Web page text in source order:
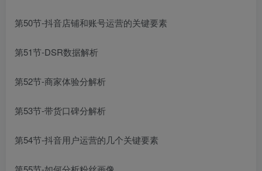
第50节-抖音店铺和账号运营的关键要素
第51节-DSR数据解析
第52节-商家体验分解析
第53节-带货口碑分解析
第54节-抖音用户运营的几个关键要素